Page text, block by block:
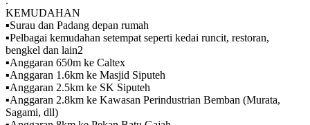
KEMUDAHAN
▪️Surau dan Padang depan rumah
▪️Pelbagai kemudahan setempat seperti kedai runcit, restoran,
bengkel dan lain2
▪️Anggaran 650m ke Caltex
▪️Anggaran 1.6km ke Masjid Siputeh
▪️Anggaran 2.5km ke SK Siputeh
▪️Anggaran 2.8km ke Kawasan Perindustrian Bemban (Murata,
Sagami, dll)